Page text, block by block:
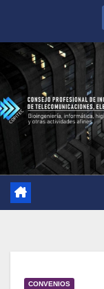
CONVENIOS